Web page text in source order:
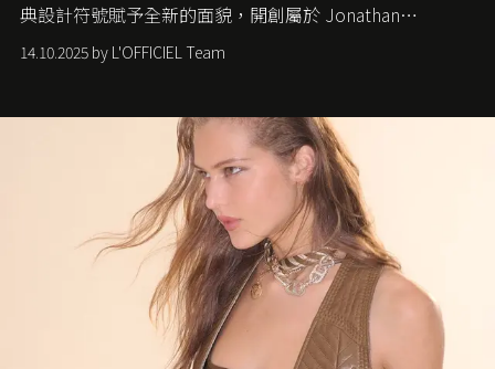
典設計符號賦予全新的面貌，開創屬於 Jonathan
Anderson 的 Dior 時代。
14.10.2025 by L'OFFICIEL Team